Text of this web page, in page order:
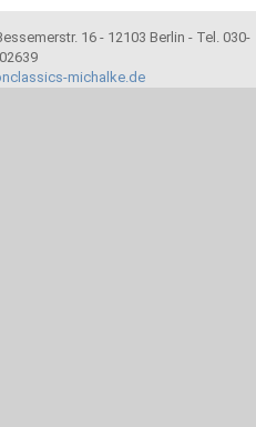
16 - 12103 Berlin - Tel. 030-
michalke.de